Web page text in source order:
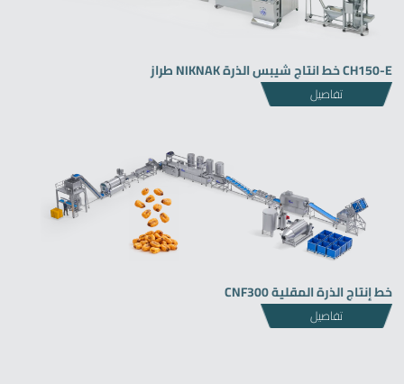
CH150-E خط انتاج شيبس الذرة NIKNAK طراز
تفاصيل
خط إنتاج الذرة المقلية CNF300
تفاصيل